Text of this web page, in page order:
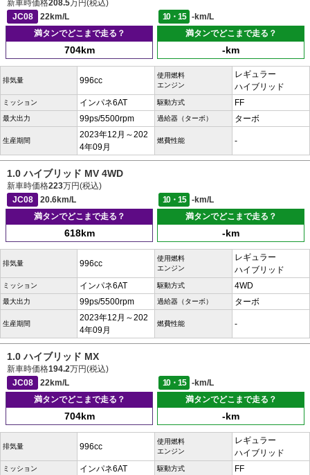
新車時価格208.5万円(税込)
JC08
22km/L 10・15
-km/L
満タンでどこまで走る？
704km
満タンでどこまで走る？
-km
排気量 996cc
使用燃料
エンジン
レギュラー
ハイブリッド
ミッション インパネ6AT 駆動方式 FF
最大出力 99ps/5500rpm 過給器（ターボ） ターボ
生産期間
2023年12月～202
4年09月
燃費性能 -
1.0 ハイブリッド MV 4WD
新車時価格223万円(税込)
JC08
20.6km/L 10・15
-km/L
満タンでどこまで走る？
618km
満タンでどこまで走る？
-km
排気量 996cc
使用燃料
エンジン
レギュラー
ハイブリッド
ミッション インパネ6AT 駆動方式 4WD
最大出力 99ps/5500rpm 過給器（ターボ） ターボ
生産期間
2023年12月～202
4年09月
燃費性能 -
1.0 ハイブリッド MX
新車時価格194.2万円(税込)
JC08
22km/L 10・15
-km/L
満タンでどこまで走る？
704km
満タンでどこまで走る？
-km
排気量 996cc
使用燃料
エンジン
レギュラー
ハイブリッド
ミッション インパネ6AT 駆動方式 FF